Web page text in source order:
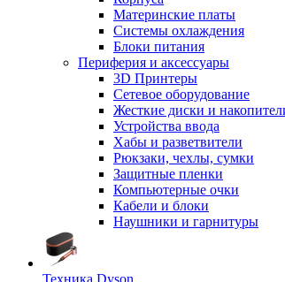
Материнские платы
Системы охлаждения
Блоки питания
Периферия и аксессуары
3D Принтеры
Сетевое оборудование
Жесткие диски и
Устройства ввода
Хабы и разветвители
Рюкзаки, чехлы, сумки
Защитные пленки
Компьютерные очки
Кабели и блоки
Наушники и гарнитуры
Техника Dyson